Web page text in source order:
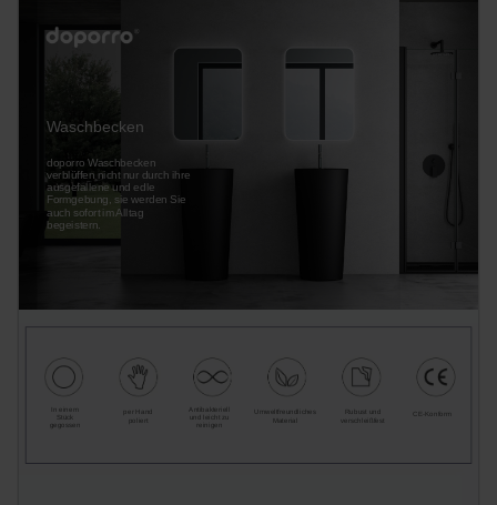
Waschbecken
doporro Waschbecken
verblüffen nicht nur durch ihre
ausgefallene und edle
Formgebung, sie werden Sie
auch sofort im Alltag
begeistern.
In einem
Stück
gegossen
per Hand
poliert
Antibakteriell
und leicht zu
reinigen
Umweltfreundliches
Material
Rubust und
verschleißfest
CE-Konform